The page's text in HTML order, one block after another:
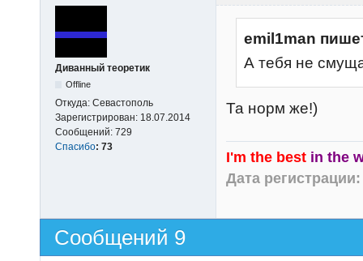
Диванный теоретик
Offline
Откуда: Севастополь
Зарегистрирован: 18.07.2014
Сообщений: 729
Спасибо: 73
emil1man
А тебя не
Та норм же!)
I'm the best in the
Дата
Сообщений 9